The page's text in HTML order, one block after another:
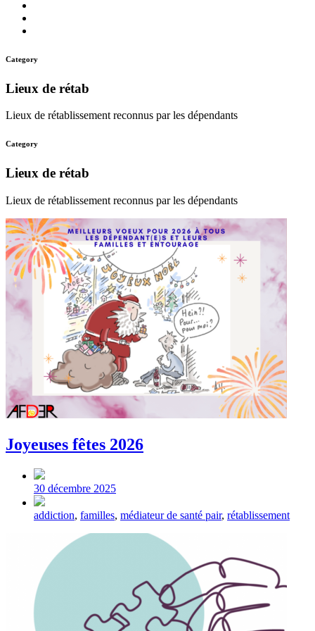
Category
Lieux de rétab
Lieux de rétablissement reconnus par les dépendants
Category
Lieux de rétab
Lieux de rétablissement reconnus par les dépendants
Joyeuses fêtes 2026
Post
date
30 décembre 2025
Tagged
addiction, familles, médiateur de santé pair, rétablissement